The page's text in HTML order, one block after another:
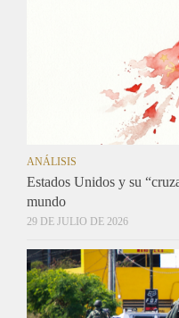
ANÁLISIS
Estados Unidos y su
mundo
29 DE JULIO DE 2026